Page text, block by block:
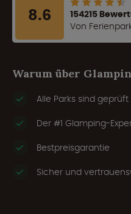
8.6
154215
Von
Warum über
Alle Parks sind geprüft
Der #1 Glamping-
Bestpreisgarantie
Sicher und